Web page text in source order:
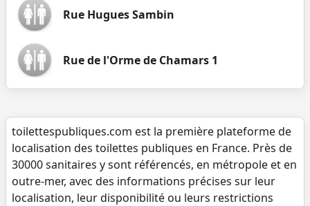
Rue Hugues Sambin
Rue de l'Orme de Chamars 1
toilettespubliques.com est la première plateforme de
localisation des toilettes publiques en France. Près de
30000 sanitaires y sont référencés, en métropole et en
outre-mer, avec des informations précises sur leur
localisation, leur disponibilité ou leurs restrictions